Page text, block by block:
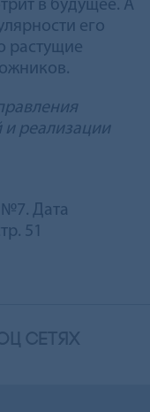
в будущее. А
его
растущие
и реализации
Дата
51
сетях